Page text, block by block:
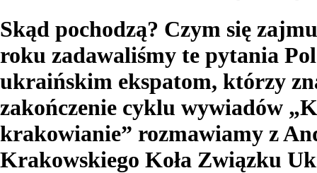
Skąd pochodzą? Czym się
roku zadawaliśmy te pytania
ukraińskim ekspatom, którzy
zakończenie cyklu wywiadów
krakowianie” rozmawiamy z
Krakowskiego Koła Związku